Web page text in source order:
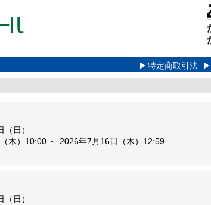
特定商取引法
日）
木）10:00 ～ 2026年7月16日（木）12:59
日）